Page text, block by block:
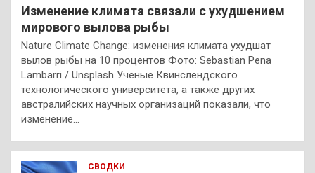
Изменение климата связали с ухудшением
мирового вылова рыбы
Nature Climate Change: изменения климата ухудшат
вылов рыбы на 10 процентов Фото: Sebastian Pena
Lambarri / Unsplash Ученые Квинслендского
технологического университета, а также других
австралийских научных организаций показали, что
изменение…
СВОДКИ